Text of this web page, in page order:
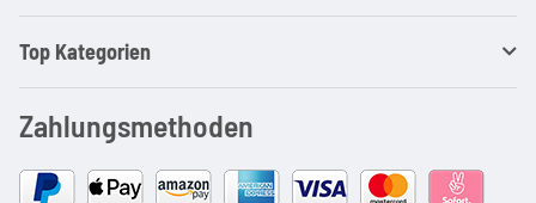
Top Kategorien
Zahlungsmethoden